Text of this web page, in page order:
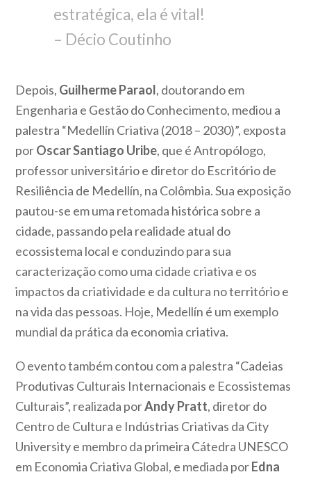
estratégica, ela é vital!
– Décio Coutinho
Depois, Guilherme Paraol, doutorando em
Engenharia e Gestão do Conhecimento, mediou a
palestra “Medellín Criativa (2018 – 2030)”, exposta
porOscar Santiago Uribe, que é Antropólogo,
professor universitário e diretor do Escritório de
Resiliência de Medellín, na Colômbia. Sua exposição
pautou-se em uma retomada histórica sobre a
cidade, passando pela realidade atual do
ecossistema local e conduzindo para sua
caracterização como uma cidade criativa e os
impactos da criatividade e da cultura no território e
na vida das pessoas. Hoje, Medellín é um exemplo
mundial da prática da economia criativa.
O evento também contou com a palestra “Cadeias
Produtivas Culturais Internacionais e Ecossistemas
Culturais”, realizada porAndy Pratt, diretor do
Centro de Cultura e Indústrias Criativas da City
University e membro da primeira Cátedra UNESCO
em Economia Criativa Global, e mediada porEdna